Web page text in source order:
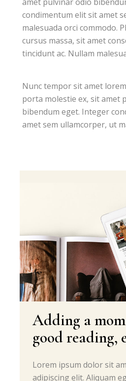
condimentum elit sit amet
malesuada orci commodo.
cursus massa, sit amet
tincidunt ac. Nullam
Nunc tempor sit amet
porta molestie ex, sit amet
bibendum eget. Integer
amet sem ullamcorper, ut
Adding a
good reading,
Lorem ipsum dolor sit
adipiscing elit. Aliquam